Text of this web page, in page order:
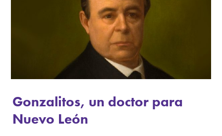
Gonzalitos, un doctor para
Nuevo León